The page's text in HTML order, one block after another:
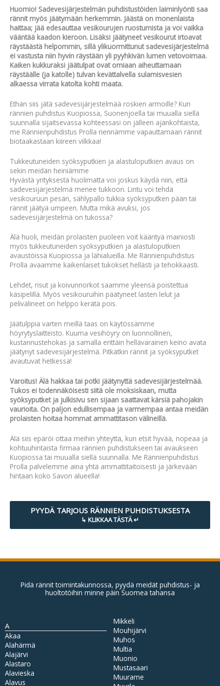
Huomio! Sadevesijärjestelmän puhdistustöiden laiminlyönti saa
rännit myös jäätymään herkemmin. Jäästä on monenlaista
haittaa; jää edesauttaa vesikourujen ruostumista ja voi vaikka
vääntää kaadon kieroon. Lisäksi jäätyneet vesikourut irtoavat
räystäästä helpommin, sillä ylikuormittunut sadevesijärjestelmä
ei vastusta niin hyvin räystään yli pyyhkivän lumen vetovoimaa.
Kaiken kukkuraksi jäätulpat ovat omiaan aiheuttamaan
räystäälle (ja katolle) tulvan kevättalvella sulamisvesien
alkaessa virrata katolta kohti maata.
Ethän siis jätä sadevesijärjestelmää roskien armoille? Kun
rännien puhdistus Kuopiossa, Suonenjoella tai muualla siellä
suunnalla sijaitsevassa kohteessasi on jälleen ajankohtaista,
me Rännienpuhdistus Prolla riennämme vapauttamaan rännit
biotaakastaan kiireen vilkkaa!
Tukkeutuneiden syöksyputkien ja alastuloputkien avaus on
sekin meidän heiniämme
Hyvästä yrityksestä huolimatta voi joskus käydä niin, että
sadevesijärjestelmä menee tukkoon. Lintu voi tehdä
vesikouruun pesän, sählypallo tukkia syöksyputken pään tai
rännit jäätyä umpeen. Mutta mikä avuksi, jos
sadevesijärjestelmä on tukossa?
Älä huoli, meidän prolaisten puoleen voit kääntyä mainiosti
myös tukkeutuneiden syöksyputkien ja alastuloputkien
avaustöissä Kuopiossa ja lähialueilla. Me Rännienpuhdistus
Prolla avaamme kaikenlaiset tukokset hellästi ja tehokkaasti.
Lehdet, risut ja koivunnorkot saamme yleensä poistettua
käsipelillä. Myös vesikouruihin päätyneet lasten lelut ja
pelivälineet on helppo kerätä pois.
Jäätulppia varten meillä taas on käytössämme
höyrytyslaitteisto. Kuuma vesihöyry on luonnollinen,
kustannustehokas ja samalla erittäin hellävarainen keino avata
jäätynyt sadevesijärjestelmä. Pitkätkin rännit ja syöksyputket
avautuvat hetkessä!
Varoitus! Älä hakkaa tai potki jäätynyttä sadevesijärjestelmää.
Tukos ei todennäköisesti siitä ole moksiskaan, mutta
syöksyputket ja julkisivu sen sijaan saattavat kärsiä pahojakin
vaurioita. On paljon edullisempaa ja varmempaa antaa meidän
prolaisten hoitaa hommat ammattitason välineillä.
Älä siis epäröi ottaa meihin yhteyttä, kun etsit hyvää, nopeaa ja
kohtuuhintaista firmaa rännien puhdistukseen tai avaukseen
Kuopiossa tai muualla siellä suunnalla. Me Rännienpuhdistus
Prolla palvelemme aina yhtä ammattitaitoisesti ja järkevään
hintaan koko Savon alueella!
PYYDÄ TARJOUS RÄNNIEN PUHDISTUKSESTA
Pidä rännit toimintakunnossa, pyydä meidät puhdistus- ja
huoltotöihin minne päin Suomea tahansa
A
Akaa
Alahärmä
Alajärvi
Alastaro
Alavieska
Alavus
Mikkeli
Mouhijärvi
Muhos
Multia
Muonio
Mustasaari
Muurame